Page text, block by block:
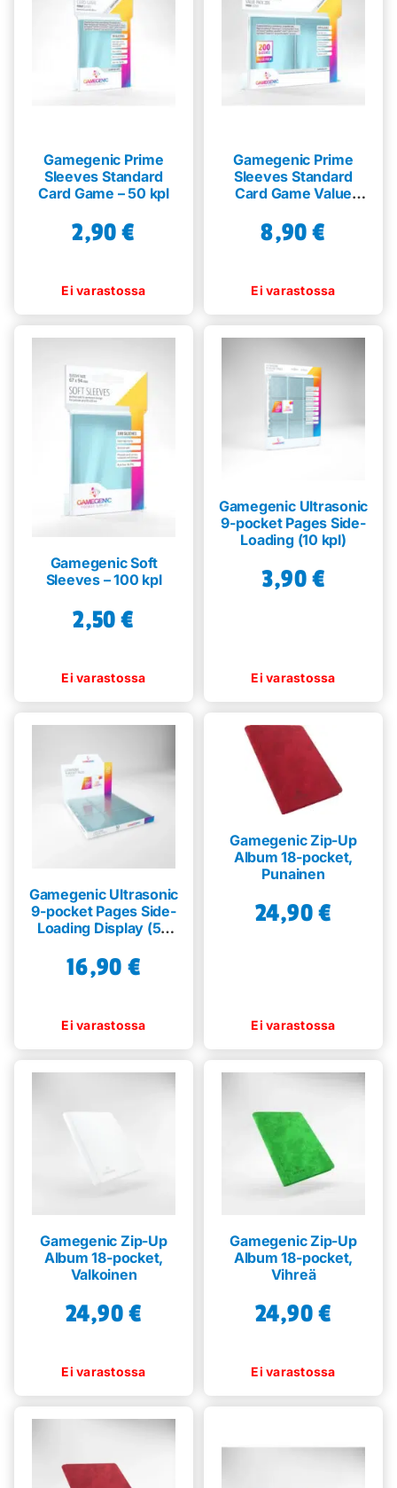
Gamegenic Prime
Sleeves Standard
Card Game – 50 kpl
2,90€
Gamegenic Prime
Sleeves Standard
Card Game Value
8,90€
Gamegenic Soft
Sleeves – 100 kpl
2,50€
Gamegenic Ultrasonic
9-pocket Pages Side-
Loading (10 kpl)
3,90€
Gamegenic Ultrasonic
9-pocket Pages Side-
Loading Display (50
16,90 €
Gamegenic Zip-Up
Album 18-pocket,
Punainen
24,90€
Gamegenic Zip-Up
Album 18-pocket,
Valkoinen
24,90€
Gamegenic Zip-Up
Album 18-pocket,
Vihreä
24,90€